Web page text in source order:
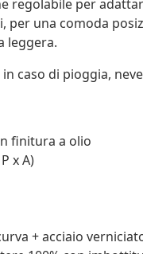
regolabile per
per una comoda
leggera.
caso di pioggia,
finitura a olio
x A)
+ acciaio